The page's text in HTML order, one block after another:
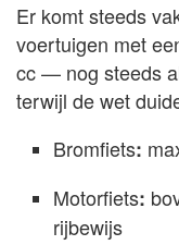
Er komt steeds
voertuigen met
cc — nog steeds
terwijl de wet
Bromfiets:
Motorfiets:
rijbewijs